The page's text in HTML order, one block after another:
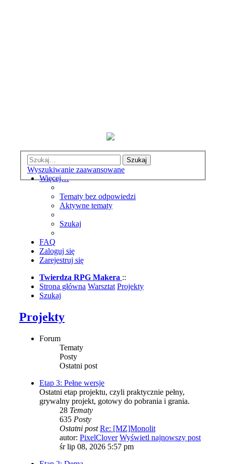
Szukaj
Wyszukiwanie zaawansowane
Więcej…
Tematy bez odpowiedzi
Aktywne tematy
Szukaj
FAQ
Zaloguj się
Zarejestruj się
Twierdza RPG Makera ::
Strona główna Warsztat Projekty
Szukaj
Projekty
Forum
Tematy
Posty
Ostatni post
Etap 3: Pełne wersje
Ostatni etap projektu, czyli praktycznie pełny,
grywalny projekt, gotowy do pobrania i grania.
28 Tematy
635 Posty
Ostatni post Re: [MZ]Monolit
autor: PixelClover Wyświetl najnowszy post
śr lip 08, 2026 5:57 pm